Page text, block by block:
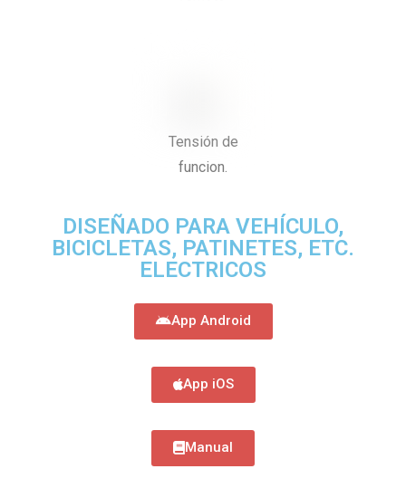
Tensión de
funcion.
DISEÑADO PARA VEHÍCULO,
BICICLETAS, PATINETES, ETC.
ELECTRICOS
App Android
App iOS
Manual